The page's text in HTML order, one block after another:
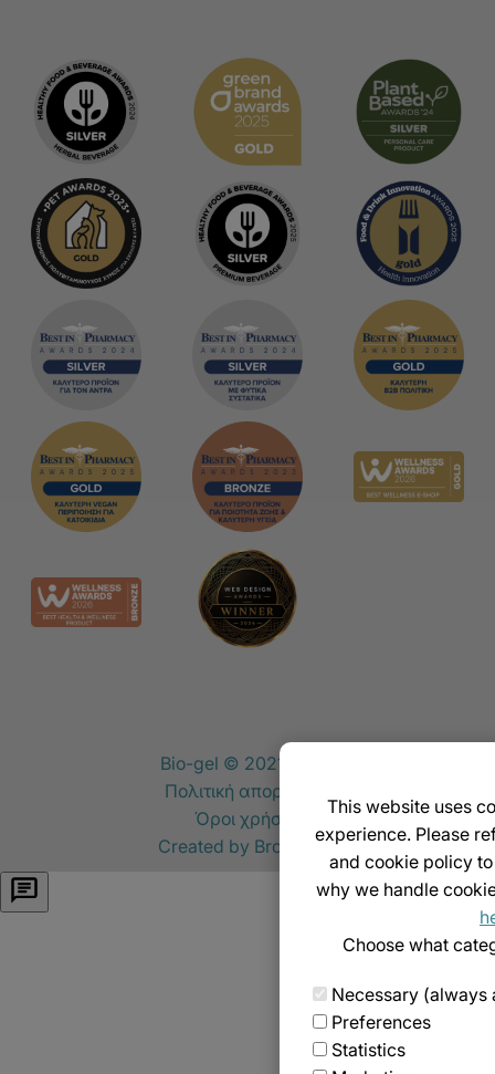
Bio-gel © 2021-2026
Πολιτική απορρήτου
Όροι χρήσης
Created by Broikos.gr
This website uses
experience. Please
and cookie policy
why we handle
Choose what
Necessary (always
Preferences
Statistics